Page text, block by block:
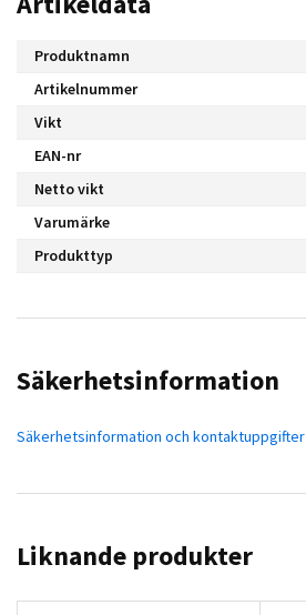
Produktnamn
Artikelnummer
Vikt
EAN-nr
Netto vikt
Varumärke
Produkttyp
Säkerhetsinformation
Säkerhetsinformation och kontaktuppgifter
Liknande produkter